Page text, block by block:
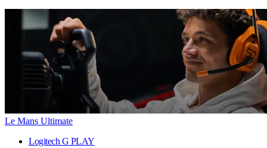
Le Mans Ultimate
Logitech G PLAY